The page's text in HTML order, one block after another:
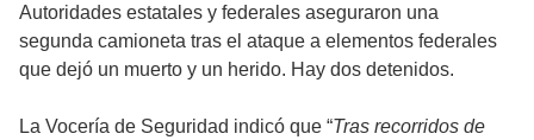
Autoridades estatales y federales aseguraron una
segunda camioneta tras el ataque a elementos federales
que dejó un muerto y un herido. Hay dos detenidos.
La Vocería de Seguridad indicó que “Tras recorridos de